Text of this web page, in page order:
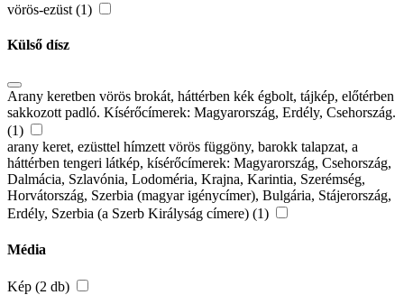
vörös-ezüst (1)
Külső dísz
Arany keretben vörös brokát, háttérben kék égbolt, tájkép, előtérben
sakkozott padló. Kísérőcímerek: Magyarország, Erdély, Csehország.
(1)
arany keret, ezüsttel hímzett vörös függöny, barokk talapzat, a
háttérben tengeri látkép, kísérőcímerek: Magyarország, Csehország,
Dalmácia, Szlavónia, Lodoméria, Krajna, Karintia, Szerémség,
Horvátország, Szerbia (magyar igénycímer), Bulgária, Stájerország,
Erdély, Szerbia (a Szerb Királyság címere) (1)
Média
Kép (2 db)